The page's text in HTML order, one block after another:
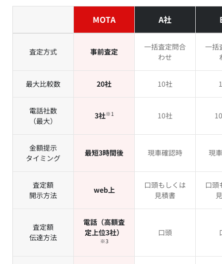
MOTA A社
査定方式 事前査定
一括査定問合
わせ
一括
最大比較数 20社 10社
電話社数
（最大）
3社※1 10社
金額提示
タイミング
最短3時間後 現車確認時 現
査定額
開示方法
web上
口頭もしくは
見積書
口頭
査定額
伝達方法
電話（高額査
定上位3社）
※3
口頭